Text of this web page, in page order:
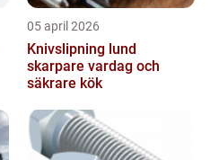
05 april 2026
Knivslipning lund
skarpare vardag och
säkrare kök